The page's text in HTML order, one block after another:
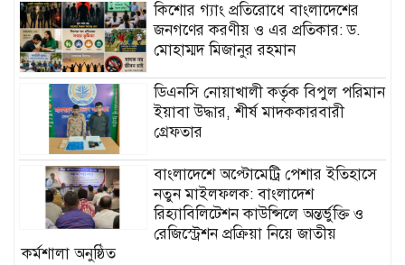
কিশোর গ্যাং প্রতিরোধে বাংলাদেশের
জনগণের করণীয় ও এর প্রতিকার: ড.
মোহাম্মদ মিজানুর রহমান
ডিএনসি নোয়াখালী কর্তৃক বিপুল পরিমান
ইয়াবা উদ্ধার, শীর্ষ মাদককারবারী
গ্রেফতার
বাংলাদেশে অপ্টোমেট্রি পেশার ইতিহাসে
নতুন মাইলফলক: বাংলাদেশ
রিহ্যাবিলিটেশন কাউন্সিলে অন্তর্ভুক্তি ও
রেজিস্ট্রেশন প্রক্রিয়া নিয়ে জাতীয়
কর্মশালা অনুষ্ঠিত